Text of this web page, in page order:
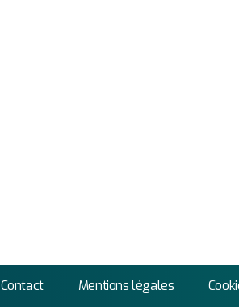
Contact Mentions légales